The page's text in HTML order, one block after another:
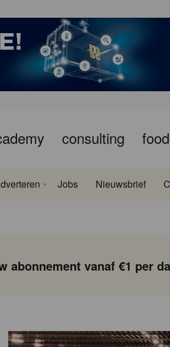
consulting
Jobs Nieuwsbrief
abonnement vanaf €1 per